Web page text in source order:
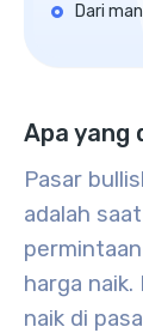
Dari
Apa yang
Pasar
adalah
harga
naik di